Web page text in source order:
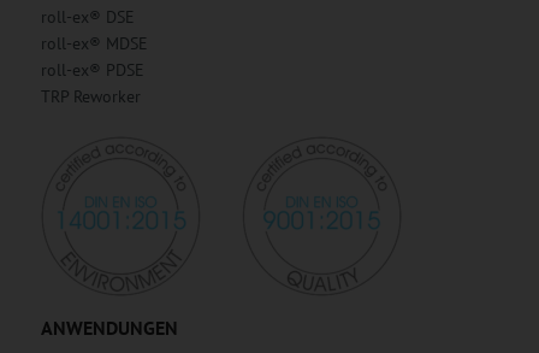
roll-ex® DSE
roll-ex® MDSE
roll-ex® PDSE
TRP Reworker
ANWENDUNGEN